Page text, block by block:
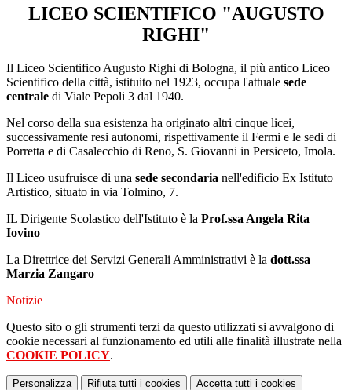
LICEO SCIENTIFICO "AUGUSTO
RIGHI"
Il Liceo Scientifico Augusto Righi di Bologna, il più antico Liceo
Scientifico della città, istituito nel 1923, occupa l'attuale sede
centrale di Viale Pepoli 3 dal 1940.
Nel corso della sua esistenza ha originato altri cinque licei,
successivamente resi autonomi, rispettivamente il Fermi e le sedi di
Porretta e di Casalecchio di Reno, S. Giovanni in Persiceto, Imola.
Il Liceo usufruisce di una sede secondaria nell'edificio Ex Istituto
Artistico, situato in via Tolmino, 7.
IL Dirigente Scolastico dell'Istituto è la Prof.ssa Angela Rita
Iovino
La Direttrice dei Servizi Generali Amministrativi è la dott.ssa
Marzia Zangaro
Notizie
Questo sito o gli strumenti terzi da questo utilizzati si avvalgono di
cookie necessari al funzionamento ed utili alle finalità illustrate nella
COOKIE POLICY.
Personalizza Rifiuta tutti i cookies Accetta tutti i cookies